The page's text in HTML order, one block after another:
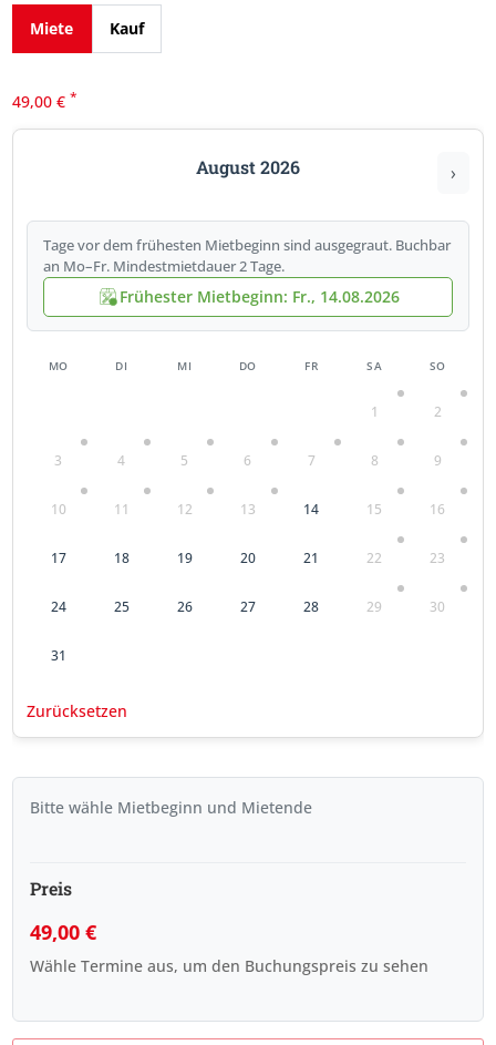
Miete Kauf
49,00€ *
August 2026 ›
Tage vor dem frühesten Mietbeginn sind ausgegraut. Buchbar
an Mo–Fr. Mindestmietdauer 2 Tage.
Frühester Mietbeginn: Fr., 14.08.2026
MO DI MI DO FR SA SO
1 2
3 4 5 6 7 8 9
10 11 12 13 14 15 16
17 18 19 20 21 22 23
24 25 26 27 28 29 30
31
Zurücksetzen
Bitte wähle Mietbeginn und Mietende
Preis
49,00€
Wähle Termine aus, um den Buchungspreis zu sehen